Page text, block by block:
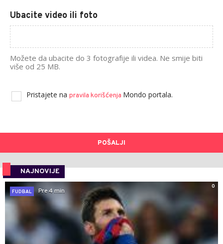
Ubacite video ili foto
Možete da ubacite do 3 fotografije ili videa. Ne smije biti
više od 25 MB.
Pristajete na pravila korišćenja Mondo portala.
POŠALJI
NAJNOVIJE
0
FUDBAL
Pre 4 min